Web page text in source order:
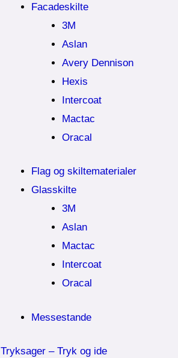
Facadeskilte
3M
Aslan
Avery Dennison
Hexis
Intercoat
Mactac
Oracal
Flag og skiltematerialer
Glasskilte
3M
Aslan
Mactac
Intercoat
Oracal
Messestande
Tryksager – Tryk og ide